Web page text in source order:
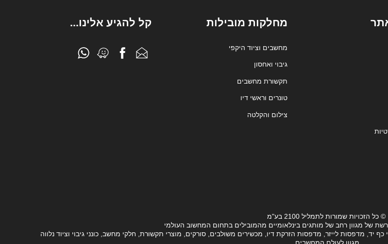
מחלקות מובילות
מחשבים וציוד היקפי
גיבוי ואחסון
תקשורת מחשבים
טונרים וראשי דיו
צילום והקלטה
קל להגיע אלינו...
© כל הזכויות שמורות לתמליל 2100 בע"מ
של מגוון רחב של מותגים בינלאומיים מהמובילים בתחום המחשוב העולמי
מדפסות לייזר, מדפסות הזרקת דיו, מכשירים משולבים, סורקים, מוצרי תקשורת, חלקי מחשב, כונני גיבוי וציוד נלווה